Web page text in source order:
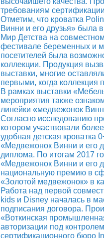
требованиям
Отметим, что кроватка
Винни и его друзья» была
Мир Детства на
фестивале беременных и
посетителей была
коллекции. Продукция
выставки, многие
первыми, когда коллекция
В рамках выставки
мероприятия также
линейки «медвежонок
Согласно исследованию
котором участвовали
удобная детская кроватка
«Медвежонок Винни и его
диплома. По итогам 2017
«Медвежонок Винни и его
национальную премию в
«Золотой медвежонок» в
Работа над первой
kids и Disney началась в
подписания договора.
«Воткинская
авторизации под
сертификационного бюро